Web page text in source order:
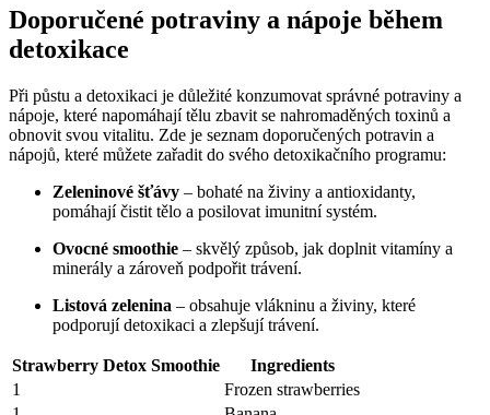
Doporučené potraviny a nápoje během
detoxikace
Při půstu ​a detoxikaci je důležité konzumovat správné potraviny a
nápoje, které napomáhají tělu zbavit se nahromaděných​ toxinů a
obnovit svou vitalitu. Zde je seznam ⁢doporučených potravin a
nápojů, které můžete‍ zařadit​ do ⁣svého detoxikačního ​programu:
Zeleninové šťávy – bohaté ​na živiny a antioxidanty,
pomáhají ​čistit tělo a posilovat imunitní systém.
Ovocné smoothie – skvělý způsob, jak doplnit vitamíny a
minerály ⁤a zároveň podpořit‍ trávení.
Listová zelenina – obsahuje vlákninu a živiny, které
podporují detoxikaci a zlepšují trávení.
Strawberry Detox Smoothie
Ingredients
1
Frozen strawberries